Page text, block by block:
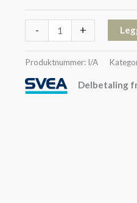
- +
Produktnummer: I/A
Delbetaling